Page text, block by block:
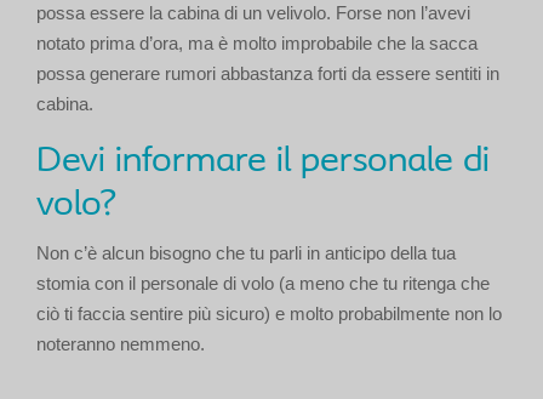
possa essere la cabina di un velivolo. Forse non l’avevi
notato prima d’ora, ma è molto improbabile che la sacca
possa generare rumori abbastanza forti da essere sentiti in
cabina.
Devi informare il personale di
volo?
Non c’è alcun bisogno che tu parli in anticipo della tua
stomia con il personale di volo (a meno che tu ritenga che
ciò ti faccia sentire più sicuro) e molto probabilmente non lo
noteranno nemmeno.